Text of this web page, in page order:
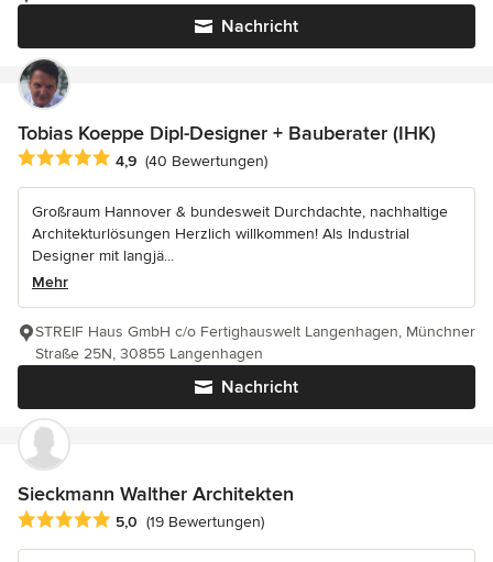
Nachricht
Tobias Koeppe Dipl-Designer + Bauberater (IHK)
Durchschnittliche Bewertung: 4.9 von 5 Sternen
4,9 (40 Bewertungen)
Großraum Hannover & bundesweit Durchdachte, nachhaltige
Architekturlösungen Herzlich willkommen! Als Industrial
Designer mit langjä...
Mehr
Nachricht
STREIF Haus GmbH c/o Fertighauswelt Langenhagen, Münchner
Straße 25N, 30855 Langenhagen
Sieckmann Walther Architekten
Durchschnittliche Bewertung: 5 von 5 Sternen
5,0 (19 Bewertungen)